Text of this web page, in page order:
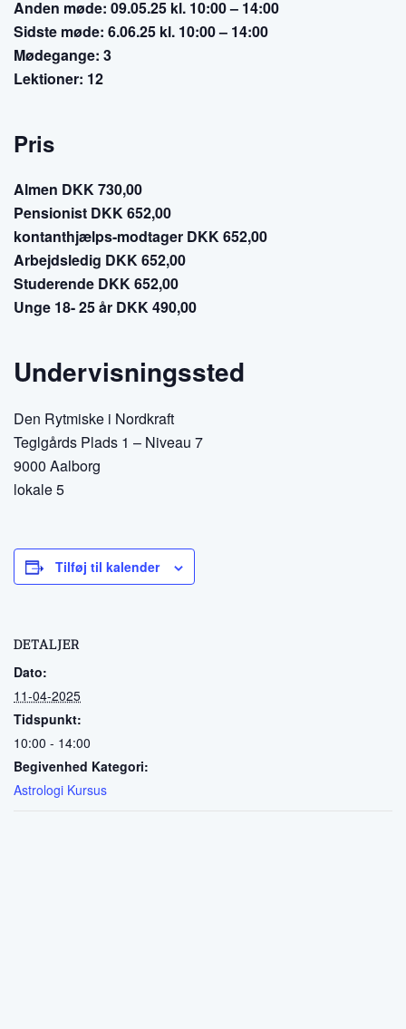
Anden møde: 09.05.25 kl. 10:00 – 14:00
Sidste møde: 6.06.25 kl. 10:00 – 14:00
Mødegange: 3
Lektioner: 12
Pris
Almen DKK 730,00
Pensionist DKK 652,00
kontanthjælps-modtager DKK 652,00
Arbejdsledig DKK 652,00
Studerende DKK 652,00
Unge 18- 25 år DKK 490,00
Undervisningssted
Den Rytmiske i Nordkraft
Teglgårds Plads 1 – Niveau 7
9000 Aalborg
lokale 5
Tilføj til kalender
DETALJER
Dato:
11-04-2025
Tidspunkt:
10:00 - 14:00
Begivenhed Kategori:
Astrologi Kursus